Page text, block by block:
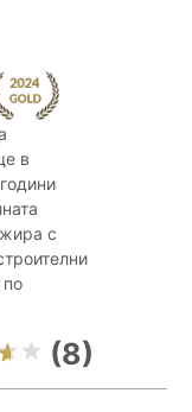
в
с
(8)